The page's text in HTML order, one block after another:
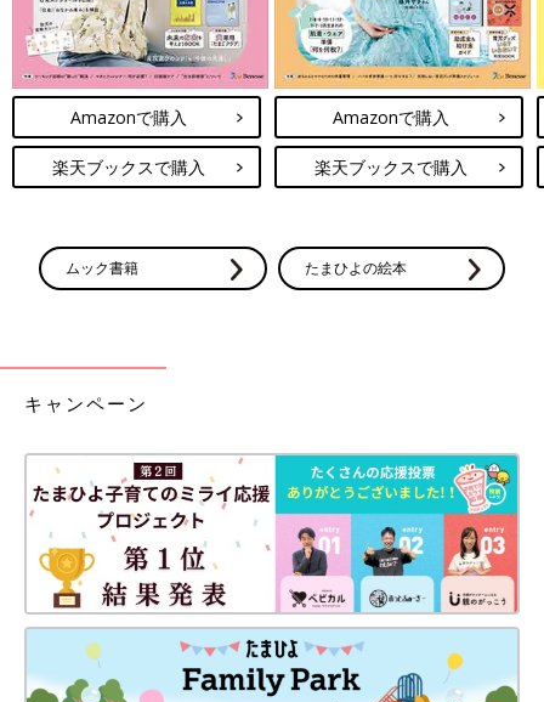
Amazonで購入
楽天ブックスで購入
Amazonで購入
楽天ブックスで購入
ムック書籍 たまひよの絵本
キャンペーン